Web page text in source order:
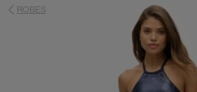
ROBES